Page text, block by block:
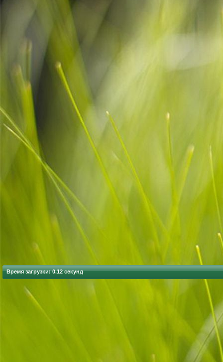
Время загрузки: 0.12 секунд